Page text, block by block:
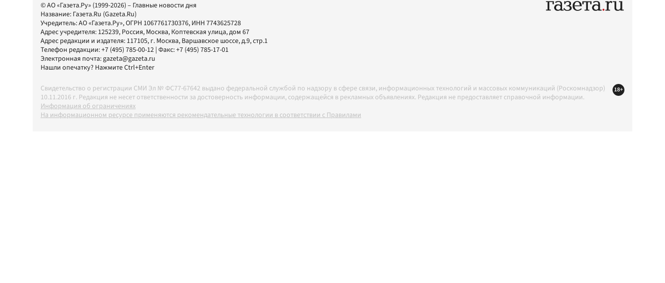
© АО «Газета.Ру» (1999-2026) – Главные новости дня
Название: Газета.Ru (Gazeta.Ru)
Учредитель:АО «Газета.Ру», ОГРН 1067761730376, ИНН 7743625728
Адрес учредителя: 125239, Россия, Москва, Коптевская улица, дом 67
Адрес редакции и издателя: 117105, г. Москва, Варшавское шоссе, д.9, стр.1
Телефон редакции:+7 (495) 785-00-12 | Факс:+7 (495) 785-17-01
Электронная почта:gazeta@gazeta.ru
Нашли опечатку? Нажмите Ctrl+Enter
Свидетельство о регистрации СМИ Эл № ФС77-67642 выдано федеральной службой по надзору в сфере связи, информационных технологий и массовых коммуникаций (Роскомнадзор)
10.11.2016 г. Редакция не несет ответственности за достоверность информации, содержащейся в рекламных объявлениях. Редакция не предоставляет справочной информации.
Информация об ограничениях
На информационном ресурсе применяются рекомендательные технологии в соответствии с Правилами
18+